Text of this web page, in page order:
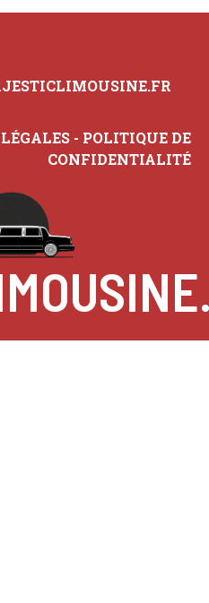
- POLITIQUE DE
CONFIDENTIALITÉ